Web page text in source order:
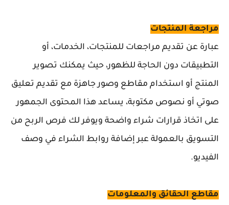
مراجعة المنتجات
عبارة عن تقديم مراجعات للمنتجات، الخدمات، أو
التطبيقات دون الحاجة للظهور، حيث يمكنك تصوير
المنتج أو استخدام مقاطع وصور جاهزة مع تقديم تعليق
صوتي أو نصوص مكتوبة، يساعد هذا المحتوى الجمهور
على اتخاذ قرارات شراء واضحة ويوفر لك فرص الربح من
التسويق بالعمولة عبر إضافة روابط الشراء في وصف
الفيديو.
مقاطع الحقائق والمعلومات